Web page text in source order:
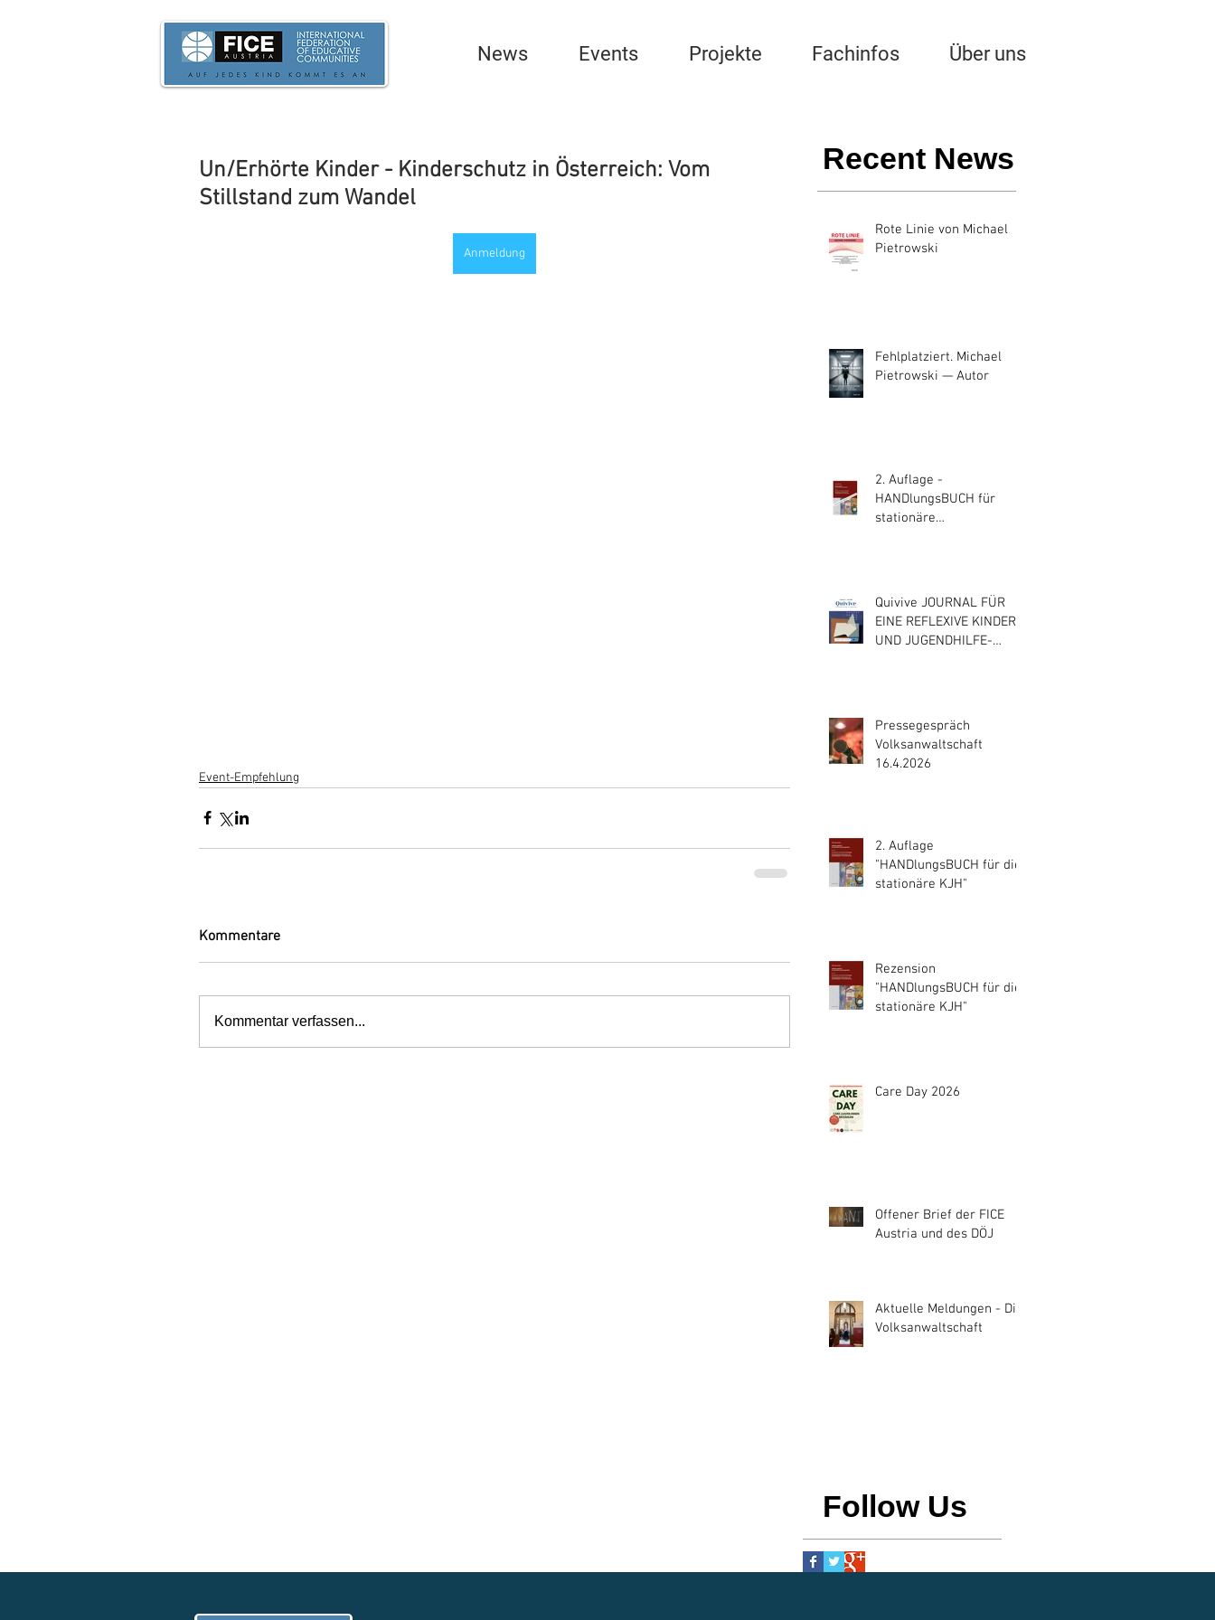
News Events Projekte Fachinfos Über uns
Un/Erhörte Kinder - Kinderschutz in Österreich: Vom
Stillstand zum Wandel
Anmeldung
Event-Empfehlung
Kommentare
Kommentar verfassen...
Recent News
Rote Linie von Michael
Pietrowski
Fehlplatziert. Michael
Pietrowski — Autor
2. Auflage -
HANDlungsBUCH für
stationäre
Quivive JOURNAL FÜR
EINE REFLEXIVE KINDER-
UND JUGENDHILFE-
Pressegespräch
Volksanwaltschaft
16.4.2026
2. Auflage
"HANDlungsBUCH für die
stationäre KJH"
Rezension
"HANDlungsBUCH für die
stationäre KJH"
Care Day 2026
Offener Brief der FICE
Austria und des DÖJ
Aktuelle Meldungen - Die
Volksanwaltschaft
Follow Us